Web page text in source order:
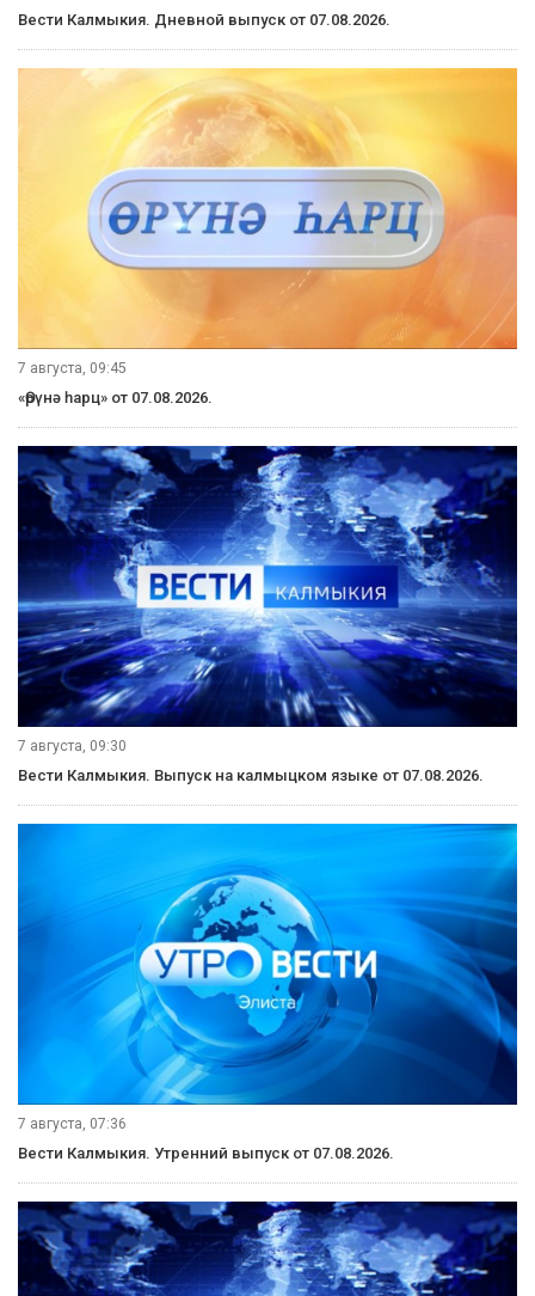
Вести Калмыкия. Дневной выпуск от 07.08.2026.
7 августа, 09:45
«Өрүнә һарц» от 07.08.2026.
7 августа, 09:30
Вести Калмыкия. Выпуск на калмыцком языке от 07.08.2026.
7 августа, 07:36
Вести Калмыкия. Утренний выпуск от 07.08.2026.